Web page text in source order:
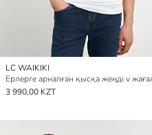
LC WAIKIKI
3 990,00 KZT